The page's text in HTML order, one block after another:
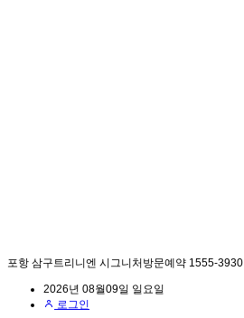
포항 삼구트리니엔 시그니처방문예약 1555-3930
2026년 08월09일 일요일
로그인